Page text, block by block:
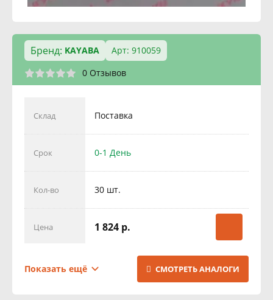
Бренд: KAYABA
Арт: 910059
0 Отзывов
Склад Поставка
Срок 0-1 День
Кол-во 30 шт.
Цена 1 824 р.
Поставка
Показать ещё СМОТРЕТЬ АНАЛОГИ